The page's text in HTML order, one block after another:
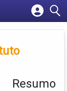
Resumo